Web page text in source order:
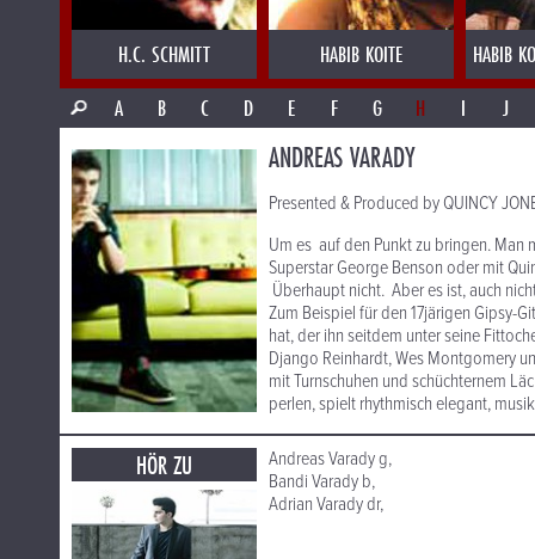
H.C. SCHMITT HABIB KOITE
HABIB
A
B C D E F G H I J
ANDREAS VARADY
Presented & Produced by QUINCY
Um es auf den Punkt zu bringen. Man
Superstar George Benson oder mit
Überhaupt nicht. Aber es ist, auch
Zum Beispiel für den 17järigen Gipsy-
hat, der ihn seitdem unter seine
Django Reinhardt, Wes Montgomery
mit Turnschuhen und schüchternem
perlen, spielt rhythmisch elegant,
HÖR ZU
Andreas Varady g,
Bandi Varady b,
Adrian Varady dr,